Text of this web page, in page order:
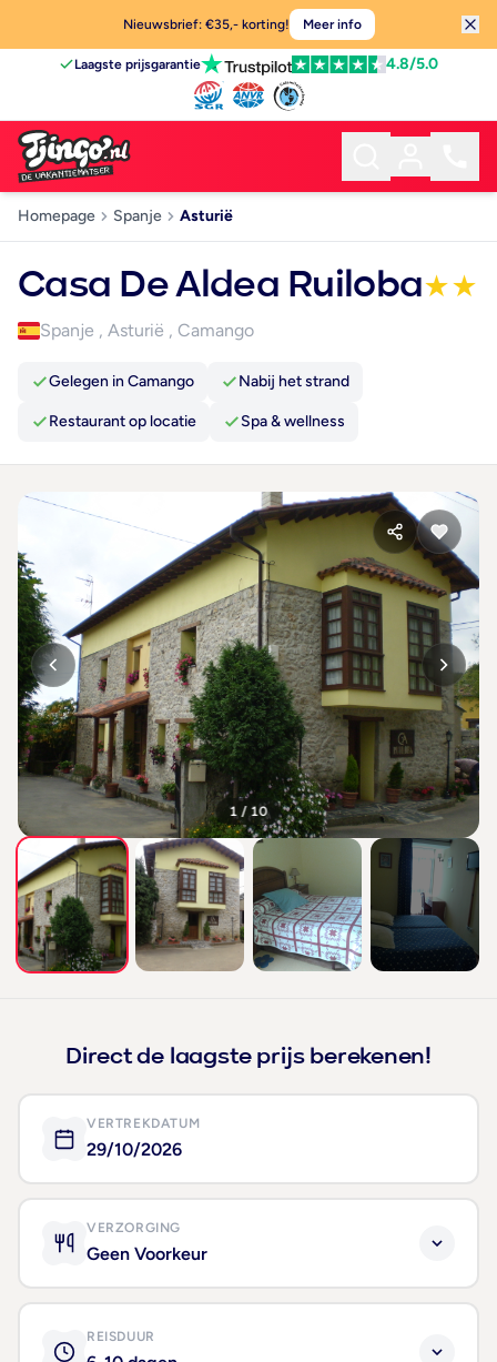
Nieuwsbrief: €35,- korting! Meer info
Laagste prijsgarantie 4.8/5.0
Homepage Spanje Asturië
Casa De Aldea Ruiloba★★
Spanje , Asturië , Camango
Gelegen in Camango Nabij het strand
Restaurant op locatie Spa & wellness
1 / 10
Direct de laagste prijs berekenen!
VERTREKDATUM
29/10/2026
VERZORGING
Geen Voorkeur
REISDUUR